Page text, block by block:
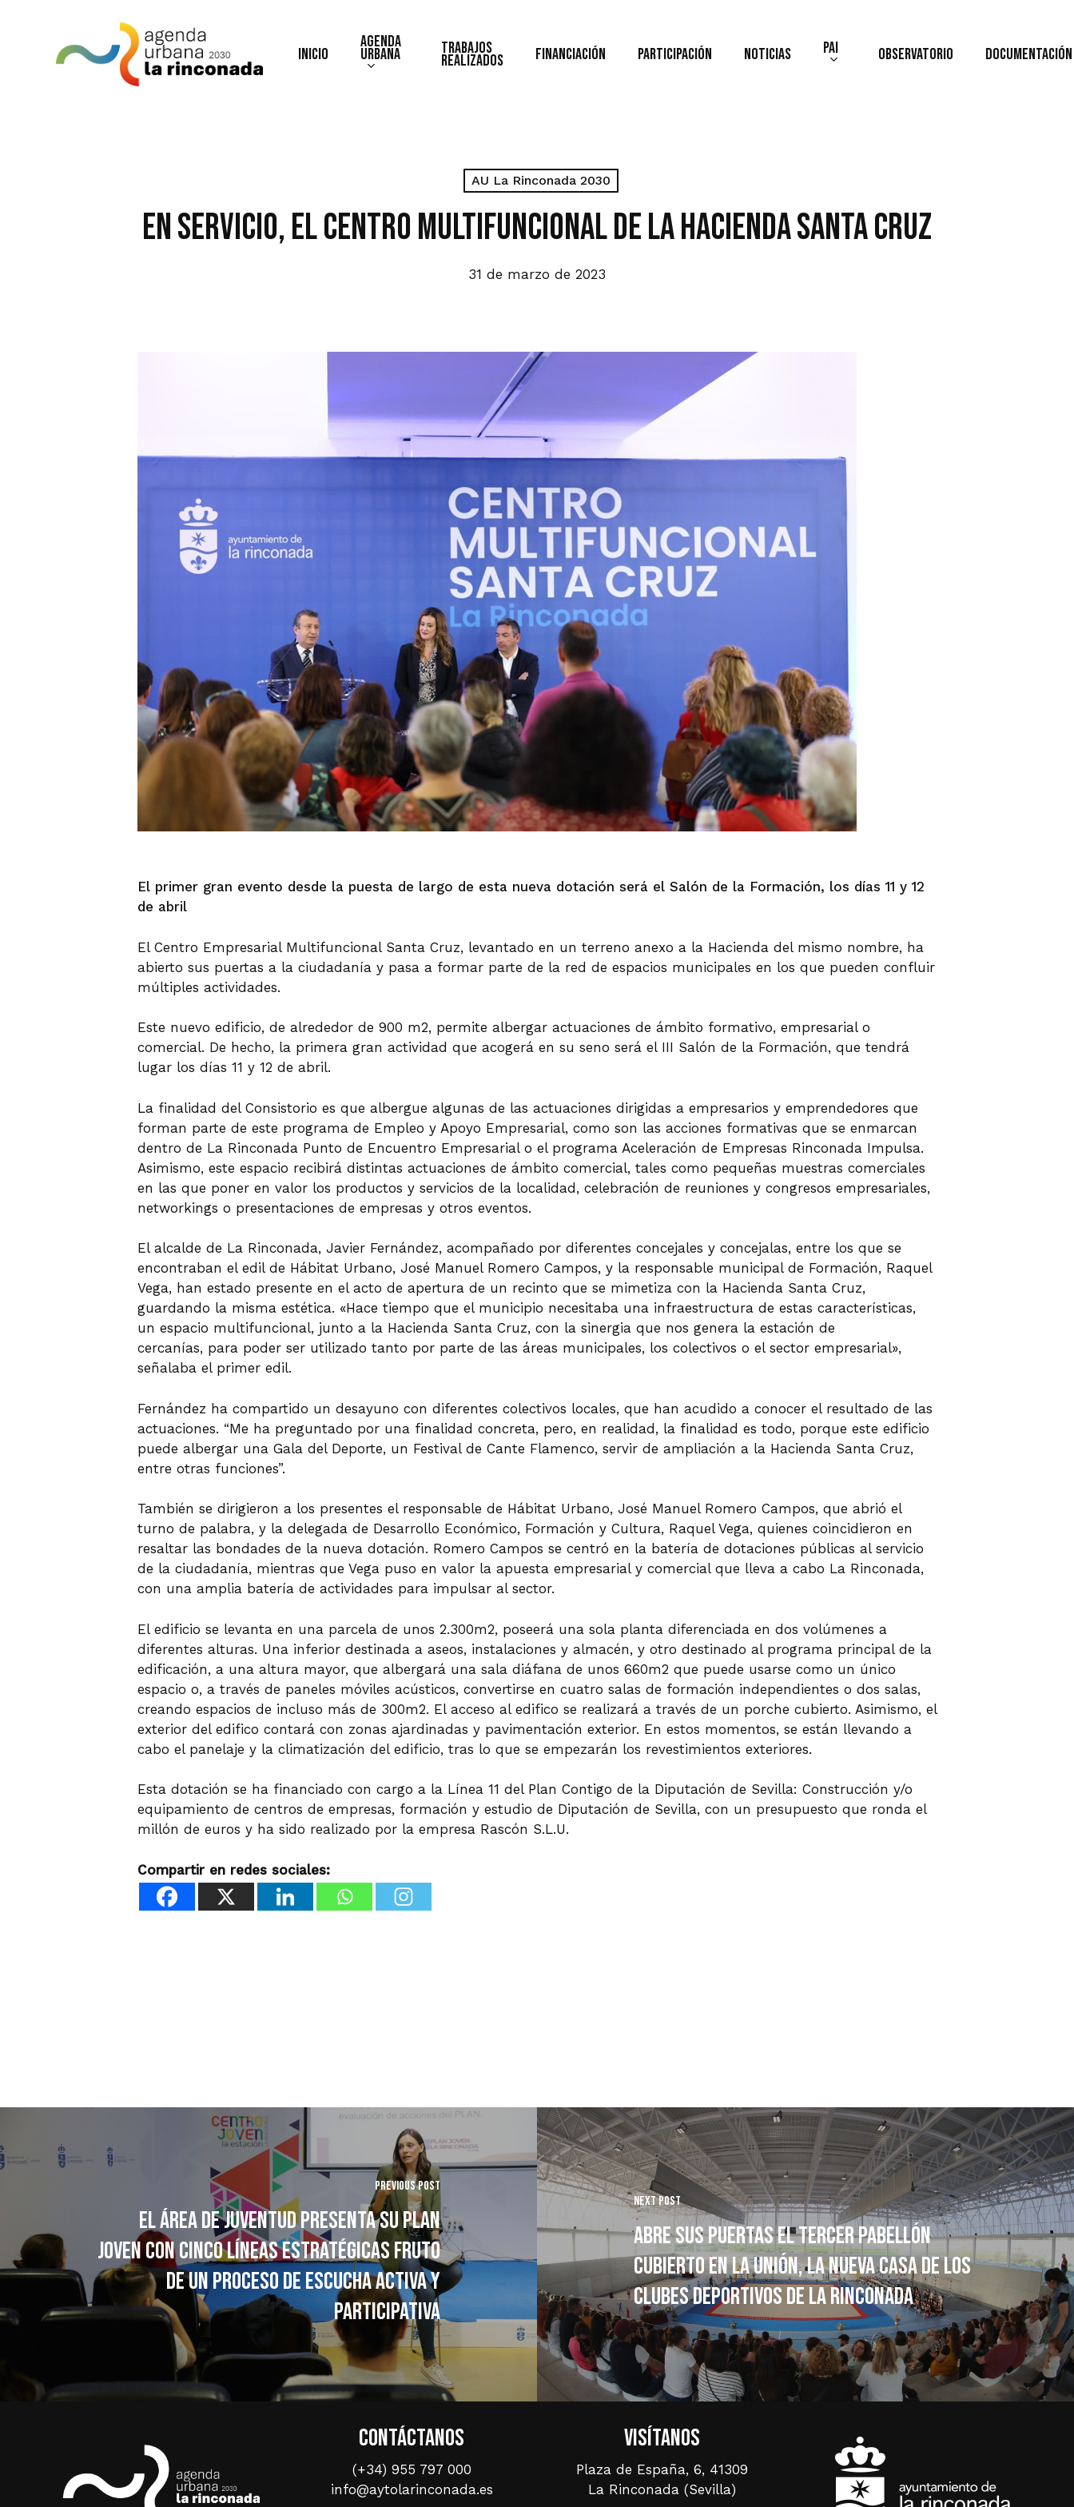
Inicio
Agenda
Urbana Trabajos
realizados Financiación Participación Noticias PAI Observatorio Documentación
AU La Rinconada 2030
En servicio, el Centro Multifuncional de la Hacienda Santa Cruz
31 de marzo de 2023
El primer gran evento desde la puesta de largo de esta nueva dotación será el Salón de la Formación, los días 11 y 12
de abril
El Centro Empresarial Multifuncional Santa Cruz, levantado en un terreno anexo a la Hacienda del mismo nombre, ha
abierto sus puertas a la ciudadanía y pasa a formar parte de la red de espacios municipales en los que pueden confluir
múltiples actividades.
Este nuevo edificio, de alrededor de 900 m2, permite albergar actuaciones de ámbito formativo, empresarial o
comercial. De hecho, la primera gran actividad que acogerá en su seno será el III Salón de la Formación, que tendrá
lugar los días 11 y 12 de abril.
La finalidad del Consistorio es que albergue algunas de las actuaciones dirigidas a empresarios y emprendedores que
forman parte de este programa de Empleo y Apoyo Empresarial, como son las acciones formativas que se enmarcan
dentro de La Rinconada Punto de Encuentro Empresarial o el programa Aceleración de Empresas Rinconada Impulsa.
Asimismo, este espacio recibirá distintas actuaciones de ámbito comercial, tales como pequeñas muestras comerciales
en las que poner en valor los productos y servicios de la localidad, celebración de reuniones y congresos empresariales,
networkings o presentaciones de empresas y otros eventos.
El alcalde de La Rinconada, Javier Fernández, acompañado por diferentes concejales y concejalas, entre los que se
encontraban el edil de Hábitat Urbano, José Manuel Romero Campos, y la responsable municipal de Formación, Raquel
Vega, han estado presente en el acto de apertura de un recinto que se mimetiza con la Hacienda Santa Cruz,
guardando la misma estética. «Hace tiempo que el municipio necesitaba una infraestructura de estas características,
un espacio multifuncional, junto a la Hacienda Santa Cruz, con la sinergia que nos genera la estación de
cercanías, para poder ser utilizado tanto por parte de las áreas municipales, los colectivos o el sector empresarial»,
señalaba el primer edil.
Fernández ha compartido un desayuno con diferentes colectivos locales, que han acudido a conocer el resultado de las
actuaciones. “Me ha preguntado por una finalidad concreta, pero, en realidad, la finalidad es todo, porque este edificio
puede albergar una Gala del Deporte, un Festival de Cante Flamenco, servir de ampliación a la Hacienda Santa Cruz,
entre otras funciones”.
También se dirigieron a los presentes el responsable de Hábitat Urbano, José Manuel Romero Campos, que abrió el
turno de palabra, y la delegada de Desarrollo Económico, Formación y Cultura, Raquel Vega, quienes coincidieron en
resaltar las bondades de la nueva dotación. Romero Campos se centró en la batería de dotaciones públicas al servicio
de la ciudadanía, mientras que Vega puso en valor la apuesta empresarial y comercial que lleva a cabo La Rinconada,
con una amplia batería de actividades para impulsar al sector.
El edificio se levanta en una parcela de unos 2.300m2, poseerá una sola planta diferenciada en dos volúmenes a
diferentes alturas. Una inferior destinada a aseos, instalaciones y almacén, y otro destinado al programa principal de la
edificación, a una altura mayor, que albergará una sala diáfana de unos 660m2 que puede usarse como un único
espacio o, a través de paneles móviles acústicos, convertirse en cuatro salas de formación independientes o dos salas,
creando espacios de incluso más de 300m2. El acceso al edifico se realizará a través de un porche cubierto. Asimismo, el
exterior del edifico contará con zonas ajardinadas y pavimentación exterior. En estos momentos, se están llevando a
cabo el panelaje y la climatización del edificio, tras lo que se empezarán los revestimientos exteriores.
Esta dotación se ha financiado con cargo a la Línea 11 del Plan Contigo de la Diputación de Sevilla: Construcción y/o
equipamiento de centros de empresas, formación y estudio de Diputación de Sevilla, con un presupuesto que ronda el
millón de euros y ha sido realizado por la empresa Rascón S.L.U.
Compartir en redes sociales:
Previous Post
El área de Juventud presenta su Plan
Joven con cinco líneas estratégicas fruto
de un proceso de escucha activa y
participativa
Next Post
Abre sus puertas el tercer Pabellón
Cubierto en La Unión, la nueva casa de los
clubes deportivos de La Rinconada
Contáctanos
(+34) 955 797 000
info@aytolarinconada.es
Visítanos
Plaza de España, 6, 41309
La Rinconada (Sevilla)